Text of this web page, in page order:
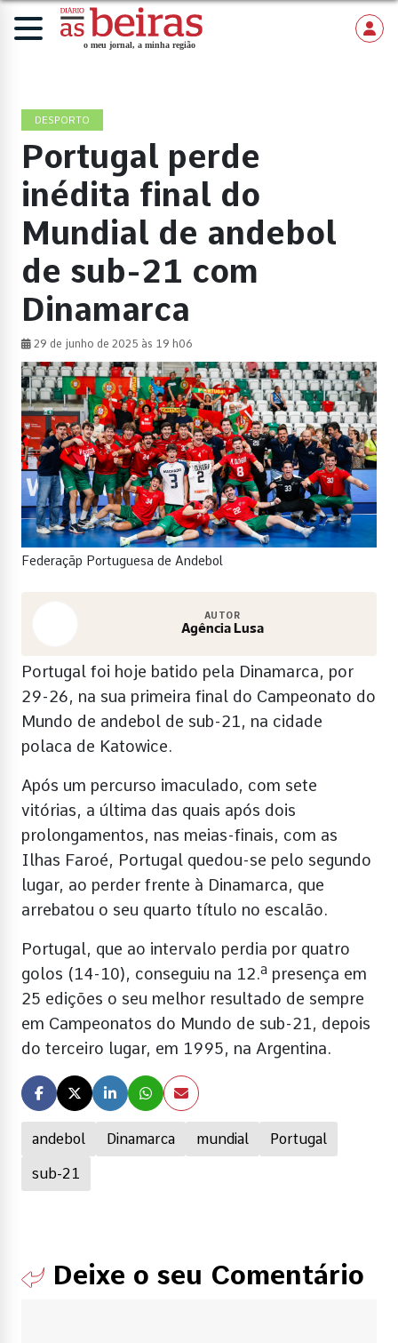
DESPORTO
Portugal perde
inédita final do
Mundial de andebol
de sub-21 com
Dinamarca
29 de junho de 2025 às 19 h06
Federaçãp Portuguesa de Andebol
AUTOR
Agência Lusa
andebol Dinamarca mundial Portugal
sub-21
Portugal foi hoje batido pela Dinamarca, por
29-26, na sua primeira final do Campeonato do
Mundo de andebol de sub-21, na cidade
polaca de Katowice.
Após um percurso imaculado, com sete
vitórias, a última das quais após dois
prolongamentos, nas meias-finais, com as
Ilhas Faroé, Portugal quedou-se pelo segundo
lugar, ao perder frente à Dinamarca, que
arrebatou o seu quarto título no escalão.
Portugal, que ao intervalo perdia por quatro
golos (14-10), conseguiu na 12.ª presença em
25 edições o seu melhor resultado de sempre
em Campeonatos do Mundo de sub-21, depois
do terceiro lugar, em 1995, na Argentina.
Deixe o seu Comentário